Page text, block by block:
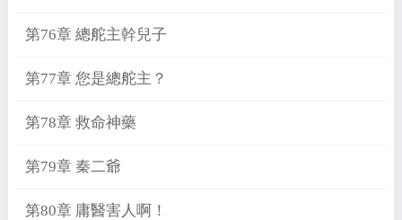
第76章 總舵主幹兒子
第77章 您是總舵主？
第78章 救命神藥
第79章 秦二爺
第80章 庸醫害人啊！